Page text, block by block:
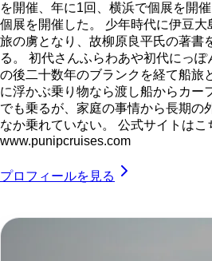
を開催、年に1回、横浜で個展を開
個展を開催した。 少年時代に伊豆
旅の虜となり、故柳原良平氏の著書
る。 初代さんふらわあや初代にっ
の後二十数年のブランクを経て船旅
に浮かぶ乗り物なら渡し船からカー
でも乗るが、家庭の事情から長期の
なか乗れていない。 公式サイトはこ
www.punipcruises.com
プロフィールを見る